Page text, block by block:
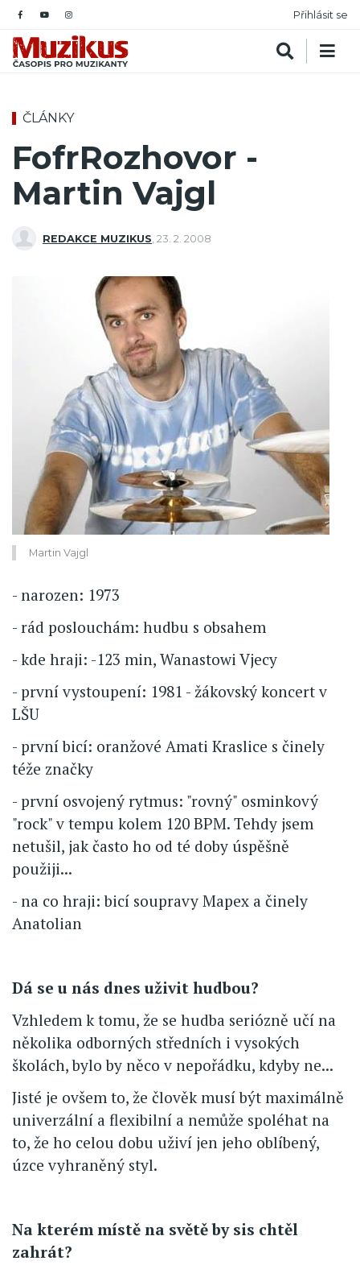
Přihlásit se
ČLÁNKY
FofrRozhovor -
Martin Vajgl
REDAKCE MUZIKUS 23. 2. 2008
Martin Vajgl
- narozen: 1973
- rád poslouchám: hudbu s obsahem
- kde hraji: -123 min, Wanastowi Vjecy
- první vystoupení: 1981 - žákovský koncert v
LŠU
- první bicí: oranžové Amati Kraslice s činely
téže značky
- první osvojený rytmus: "rovný" osminkový
"rock" v tempu kolem 120 BPM. Tehdy jsem
netušil, jak často ho od té doby úspěšně
použiji...
- na co hraji: bicí soupravy Mapex a činely
Anatolian
Dá se u nás dnes uživit hudbou?
Vzhledem k tomu, že se hudba seriózně učí na
několika odborných středních i vysokých
školách, bylo by něco v nepořádku, kdyby ne...
Jisté je ovšem to, že člověk musí být maximálně
univerzální a flexibilní a nemůže spoléhat na
to, že ho celou dobu uživí jen jeho oblíbený,
úzce vyhraněný styl.
Na kterém místě na světě by sis chtěl
zahrát?